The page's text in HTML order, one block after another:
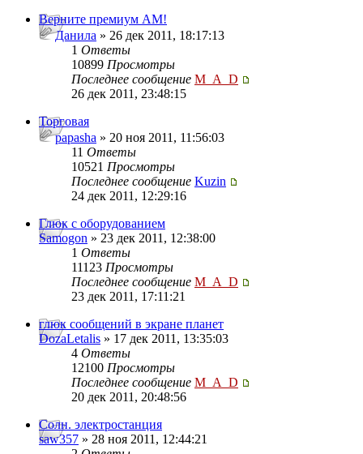
Верните премиум АМ!
Данила » 26 дек 2011, 18:17:13
1 Ответы
10899 Просмотры
Последнее сообщение M_A_D
26 дек 2011, 23:48:15
Торговая
papasha » 20 ноя 2011, 11:56:03
11 Ответы
10521 Просмотры
Последнее сообщение Kuzin
24 дек 2011, 12:29:16
Глюк с оборудованием
Samogon » 23 дек 2011, 12:38:00
1 Ответы
11123 Просмотры
Последнее сообщение M_A_D
23 дек 2011, 17:11:21
глюк сообщений в экране планет
DozaLetalis » 17 дек 2011, 13:35:03
4 Ответы
12100 Просмотры
Последнее сообщение M_A_D
20 дек 2011, 20:48:56
Солн. электростанция
saw357 » 28 ноя 2011, 12:44:21